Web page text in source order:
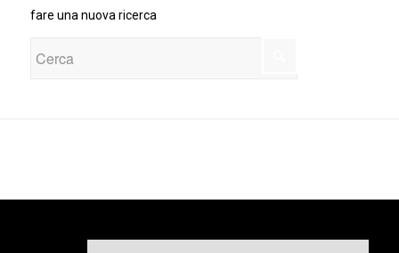
fare una nuova ricerca